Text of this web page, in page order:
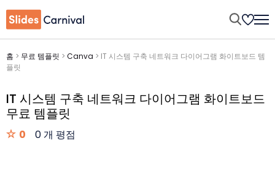
홈 > 무료 템플릿 > Canva > IT 시스템 구축 네트워크 다이어그램 화이트보드 템
플릿
IT 시스템 구축 네트워크 다이어그램 화이트보드
무료 템플릿
0 0 개 평점